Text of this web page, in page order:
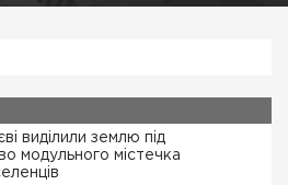
виділили землю під
модульного містечка